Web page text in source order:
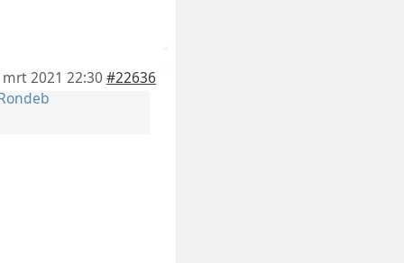
2021 22:30 #22636